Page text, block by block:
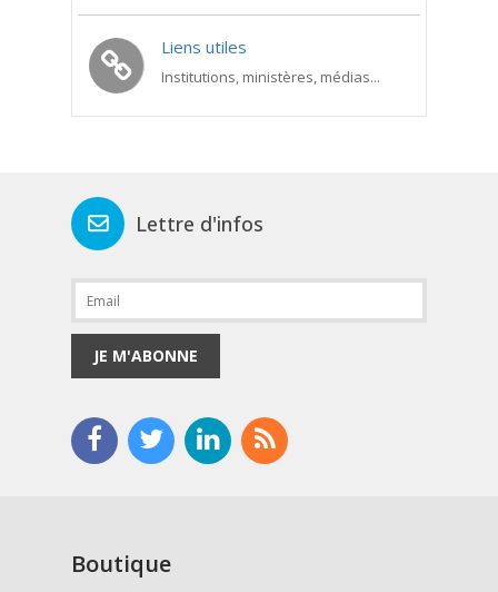
Liens utiles
Institutions, ministères, médias...
Lettre d'infos
JE M'ABONNE
Boutique